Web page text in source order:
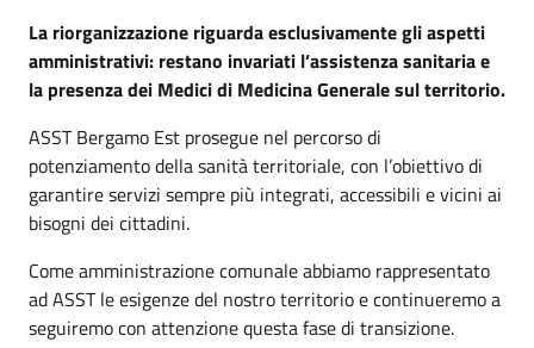
La riorganizzazione riguarda esclusivamente gli aspetti
amministrativi: restano invariati l’assistenza sanitaria e
la presenza dei Medici di Medicina Generale sul territorio.
ASST Bergamo Est prosegue nel percorso di
potenziamento della sanità territoriale, con l’obiettivo di
garantire servizi sempre più integrati, accessibili e vicini ai
bisogni dei cittadini.
Come amministrazione comunale abbiamo rappresentato
ad ASST le esigenze del nostro territorio e continueremo a
seguiremo con attenzione questa fase di transizione.